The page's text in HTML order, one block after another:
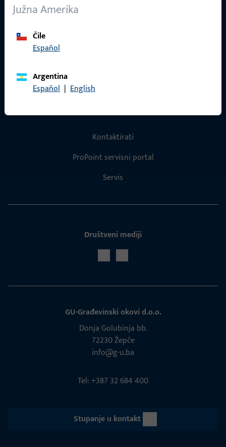
Južna Amerika
Čile
Español
Argentina
Español | English
Kontakt
Kontaktirati
ProPoint servisni portal
Servis
Društveni mediji
GU-Građevinski okovi d.o.o.
Donja Golubinja bb.
72230 Žepče
info@g-u.ba
Tel: +387 32 684 400
Stupanje u kontakt